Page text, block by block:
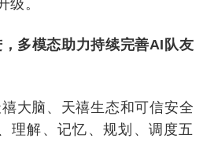
级。
多模态助力持续完善AI队友
脑、天禧生态和可信安全
理解、记忆、规划、调度五